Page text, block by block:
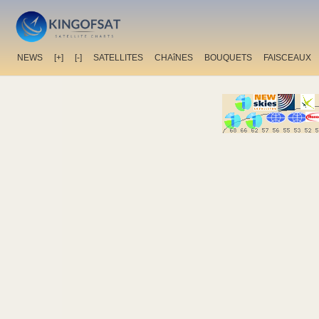
NEWS [+] [-] SATELLITES CHAîNES BOUQUETS FAISCEAUX